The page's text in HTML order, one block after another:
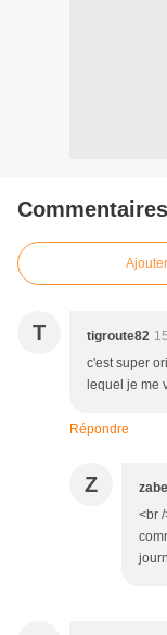
Commentaires
T tigroute82
c'est super
lequel je me
Répondre
Z
<br